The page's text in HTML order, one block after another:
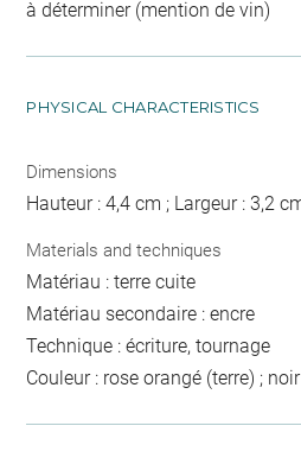
à déterminer (mention de vin)
PHYSICAL CHARACTERISTICS
Dimensions
Hauteur : 4,4 cm ; Largeur : 3,2
Materials and techniques
Matériau : terre cuite
Matériau secondaire : encre
Technique : écriture, tournage
Couleur : rose orangé (terre) ;